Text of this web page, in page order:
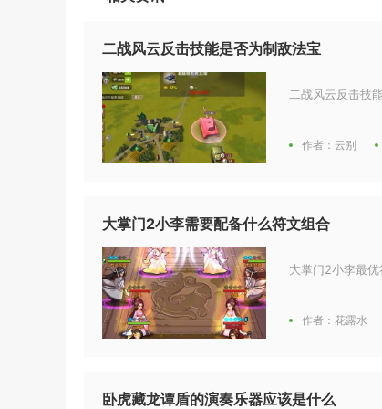
二战风云反击技能是否为制敌法宝
二战风云反击技
作者：云别
大掌门2小李需要配备什么符文组合
大掌门2小李最优
作者：花露水
卧虎藏龙谭盾的演奏乐器应该是什么